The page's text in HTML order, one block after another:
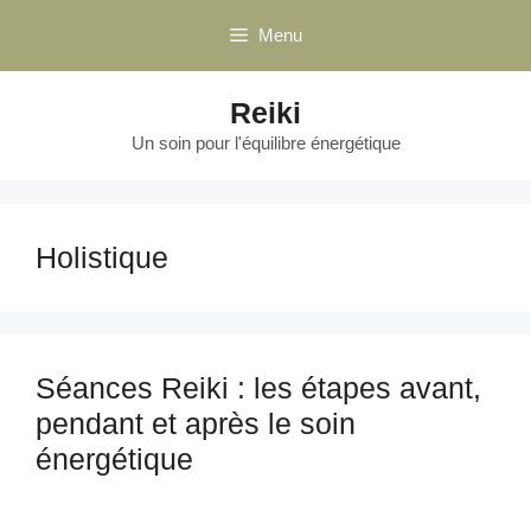
contenu
Menu
Reiki
Un soin pour l'équilibre énergétique
Holistique
Séances Reiki : les étapes avant,
pendant et après le soin
énergétique